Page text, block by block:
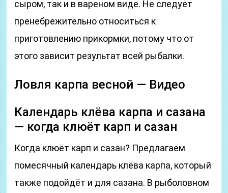
сыром, так и в вареном виде. Не следует
пренебрежительно относиться к
приготовлению прикормки, потому что от
этого зависит результат всей рыбалки.
Ловля карпа весной — Видео
Календарь клёва карпа и сазана
— когда клюёт карп и сазан
Когда клюёт карп и сазан? Предлагаем
помесячный календарь клёва карпа, который
также подойдёт и для сазана. В рыболовном